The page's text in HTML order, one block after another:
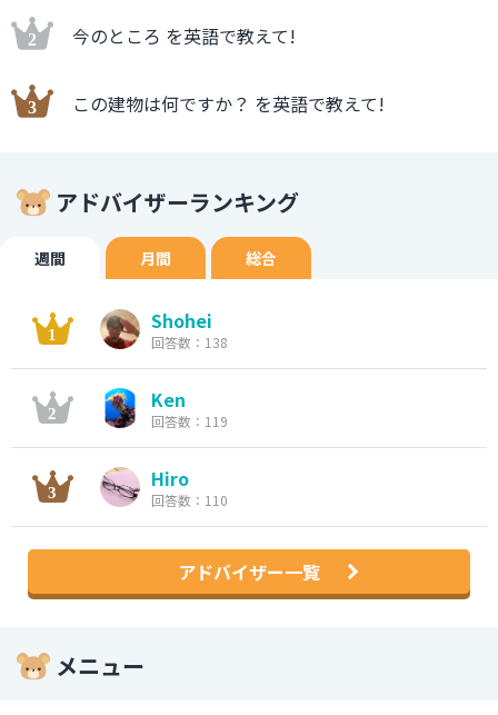
今のところ を英語で教えて!
この建物は何ですか？ を英語で教えて!
アドバイザーランキング
週間 月間 総合
Shohei
回答数：138
Ken
回答数：119
Hiro
回答数：110
アドバイザー一覧
メニュー